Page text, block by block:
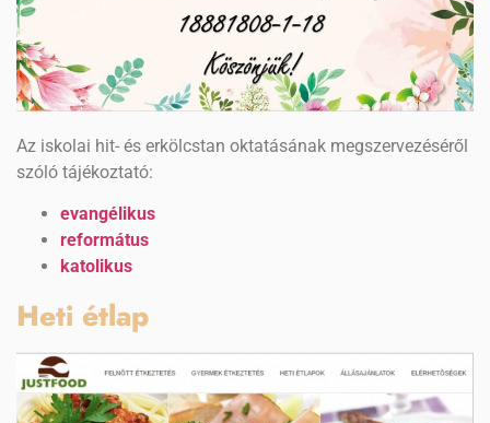
Az iskolai hit- és erkölcstan oktatásának megszervezéséről
szóló tájékoztató:
evangélikus
református
katolikus
Heti étlap